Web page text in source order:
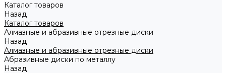
Каталог товаров
Назад
Каталог товаров
Алмазные и абразивные отрезные диски
Назад
Алмазные и абразивные отрезные диски
Абразивные диски по металлу
Назад